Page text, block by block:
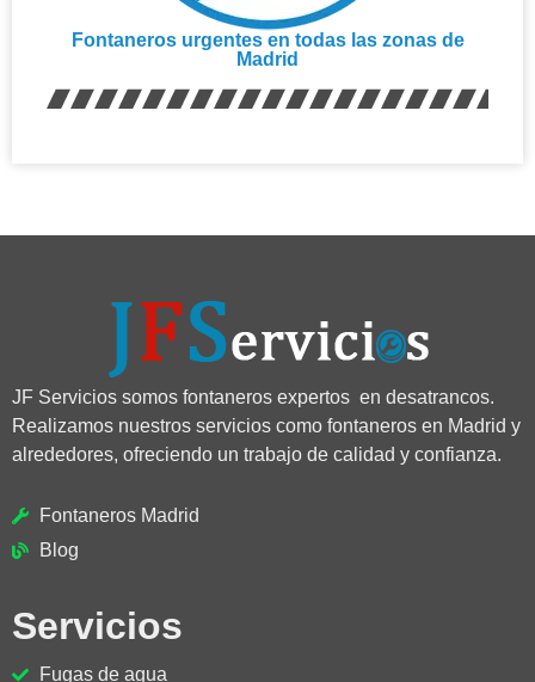
Fontaneros urgentes en todas las zonas de
Madrid
JF Servicios somos fontaneros expertos en desatrancos.
Realizamos nuestros servicios como fontaneros en Madrid y
alrededores, ofreciendo un trabajo de calidad y confianza.
Fontaneros Madrid
Blog
Servicios
Fugas de agua